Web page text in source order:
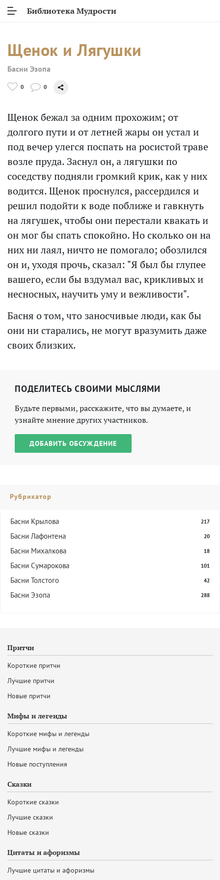
Библиотека Мудрости
Щенок и Лягушки
Басни Эзопа
0 0
Щенок бежал за одним прохожим; от
долгого пути и от летней жары он устал и
под вечер улегся поспать на росистой траве
возле пруда. Заснул он, а лягушки по
соседству подняли громкий крик, как у них
водится. Щенок проснулся, рассердился и
решил подойти к воде поближе и гавкнуть
на лягушек, чтобы они перестали квакать и
он мог бы спать спокойно. Но сколько он на
них ни лаял, ничто не помогало; обозлился
он и, уходя прочь, сказал: "Я был бы глупее
вашего, если бы вздумал вас, крикливых и
несносных, научить уму и вежливости".
Басня о том, что заносчивые люди, как бы
они ни старались, не могут вразумить даже
своих близких.
ПОДЕЛИТЕСЬ СВОИМИ МЫСЛЯМИ
Будьте первыми, расскажите, что вы думаете, и
узнайте мнение других участников.
ДОБАВИТЬ ОБСУЖДЕНИЕ
Рубрикатор
Басни Крылова 217
Басни Лафонтена 20
Басни Михалкова 18
Басни Сумарокова 101
Басни Толстого 42
Басни Эзопа 288
Притчи
Короткие притчи
Лучшие притчи
Новые притчи
Мифы и легенды
Короткие мифы и легенды
Лучшие мифы и легенды
Новые поступления
Сказки
Короткие сказки
Лучшие сказки
Новые сказки
Цитаты и афоризмы
Лучшие цитаты и афоризмы